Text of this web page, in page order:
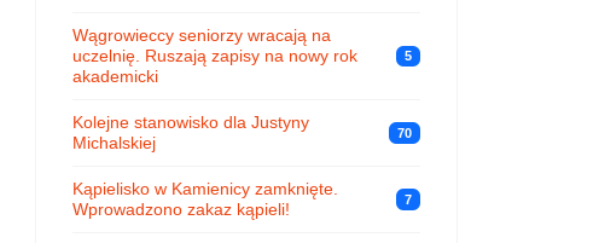
Wągrowieccy seniorzy wracają na
uczelnię. Ruszają zapisy na nowy rok
akademicki
5
Kolejne stanowisko dla Justyny
Michalskiej
70
Kąpielisko w Kamienicy zamknięte.
Wprowadzono zakaz kąpieli!
7